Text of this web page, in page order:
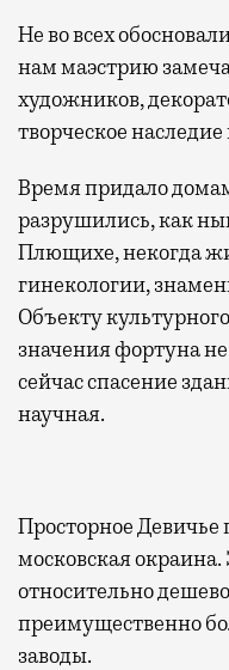
Не во всех
нам маэстрию
художников,
творческое
Время придало
разрушились, как
Плющихе, некогда
гинекологии,
Объекту
значения фортуна
сейчас спасение
научная.
Просторное Девичье
московская окраина.
относительно
преимущественно
заводы.